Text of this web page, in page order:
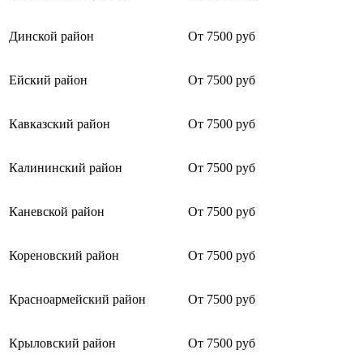
Динской район От 7500 руб
Ейский район От 7500 руб
Кавказский район От 7500 руб
Калининский район От 7500 руб
Каневской район От 7500 руб
Кореновский район От 7500 руб
Красноармейский район От 7500 руб
Крыловский район От 7500 руб